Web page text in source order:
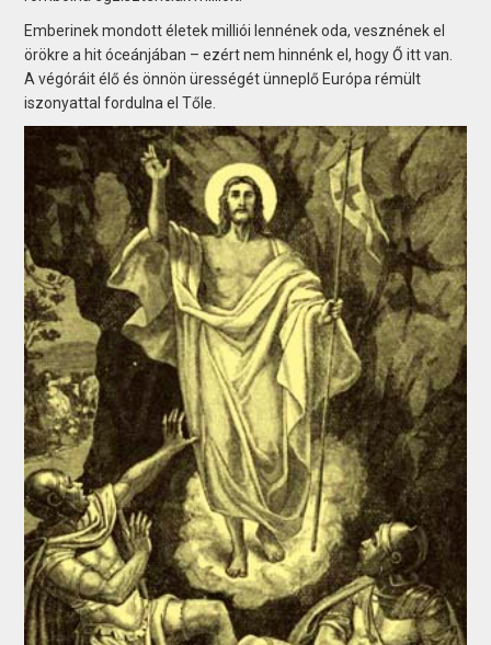
Emberinek mondott életek milliói lennének oda, vesznének el
örökre a hit óceánjában – ezért nem hinnénk el, hogy Ő itt van.
A végóráit élő és önnön ürességét ünneplő Európa rémült
iszonyattal fordulna el Tőle.